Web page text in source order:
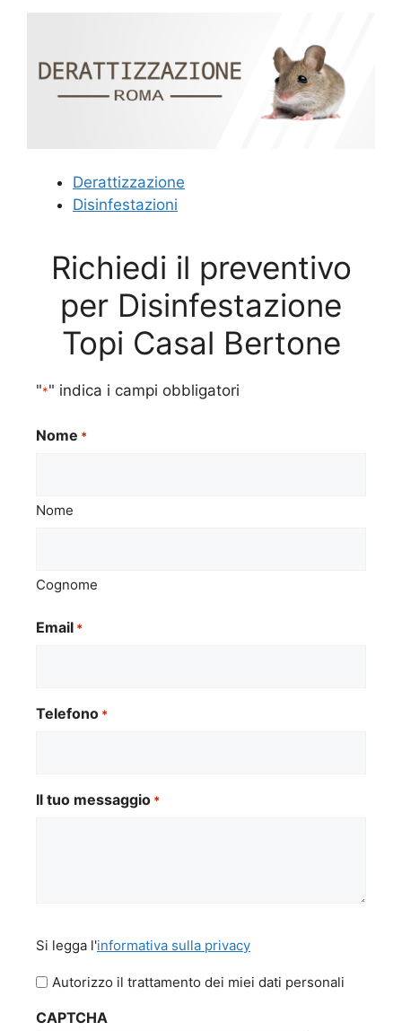
Derattizzazione
Disinfestazioni
Richiedi il preventivo
per Disinfestazione
Topi Casal Bertone
"*" indica i campi obbligatori
Nome *
Nome
Cognome
Email *
Telefono *
Il tuo messaggio *
legga
l'informativa
privacy
Si legga l'informativa sulla privacy
Autorizzo il trattamento dei miei dati personali
CAPTCHA